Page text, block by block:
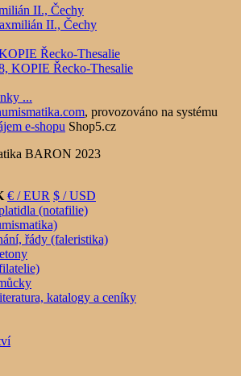
II., Čechy
Řecko-Thesalie
...
, provozováno na systému
e-shopu Shop5.cz
BARON 2023
€ / EUR $ / USD
(notafilie)
řády (faleristika)
katalogy a ceníky